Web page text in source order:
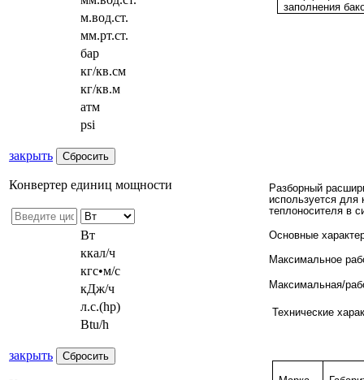
м.вод.ст.
мм.рт.ст.
бар
кг/кв.см
кг/кв.м
атм
psi
закрыть
Конвертер единиц мощности
Вт
ккал/ч
кгс•м/с
кДж/ч
л.с.(hp)
Btu/h
закрыть
заполнения
Разборный
используется для
теплоносителя в
Основные
Максимальное
Максимальная/
Технические